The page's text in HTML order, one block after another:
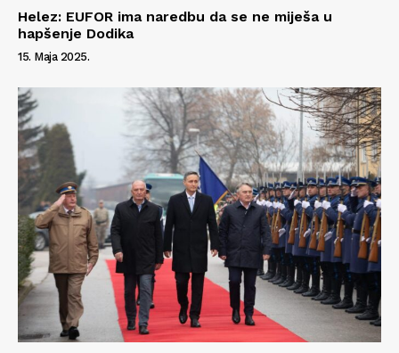
Helez: EUFOR ima naredbu da se ne miješa u
hapšenje Dodika
15. Maja 2025.